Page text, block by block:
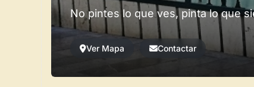
No pintes lo que ves, pinta lo que
Ver Mapa Contactar